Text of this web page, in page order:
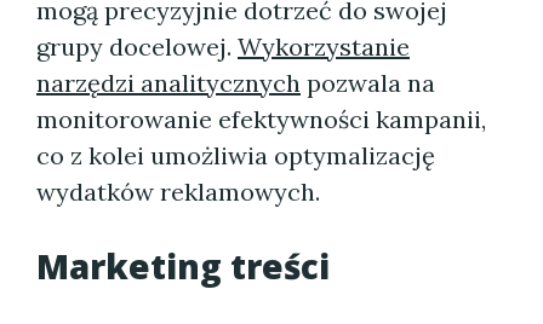
mogą precyzyjnie dotrzeć do swojej
grupy docelowej. Wykorzystanie
narzędzi analitycznych pozwala na
monitorowanie efektywności kampanii,
co z kolei umożliwia optymalizację
wydatków reklamowych.
Marketing treści